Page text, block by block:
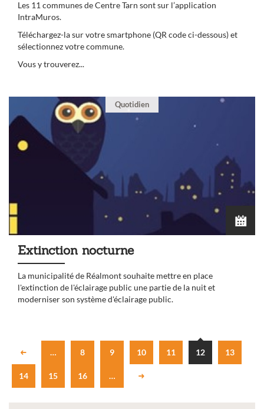
Les 11 communes de Centre Tarn sont sur l’application
IntraMuros.
Téléchargez-la sur votre smartphone (QR code ci-dessous) et
sélectionnez votre commune.
Vous y trouverez...
Quotidien
Extinction nocturne
La municipalité de Réalmont souhaite mettre en place
l'extinction de l'éclairage public une partie de la nuit et
moderniser son système d'éclairage public.
… 8 9 10 11 12 13
14 15 16 …